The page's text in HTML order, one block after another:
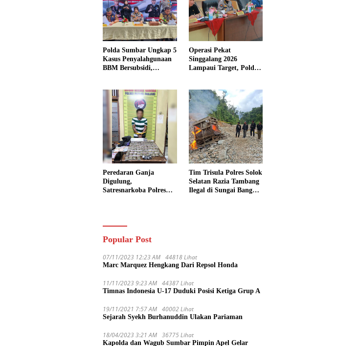
Polda Sumbar Ungkap 5
Kasus Penyalahgunaan
BBM Bersubsidi,
Bio Solar
Operasi Pekat
Singgalang 2026
Lampaui Target, Polda
Kriminal
Peredaran Ganja
Digulung,
Satresnarkoba Polres
Datar
Tim Trisula Polres Solok
Selatan Razia Tambang
Ilegal di Sungai Bangko,
Popular Post
07/11/2023 12:23 AM 44818 Lihat
Marc Marquez Hengkang Dari Repsol Honda
11/11/2023 9:23 AM 44387 Lihat
Timnas Indonesia U-17 Duduki Posisi Ketiga Grup A
19/11/2021 7:57 AM 40002 Lihat
Sejarah Syekh Burhanuddin Ulakan Pariaman
18/04/2023 3:21 AM 36775 Lihat
Kapolda dan Wagub Sumbar Pimpin Apel Gelar